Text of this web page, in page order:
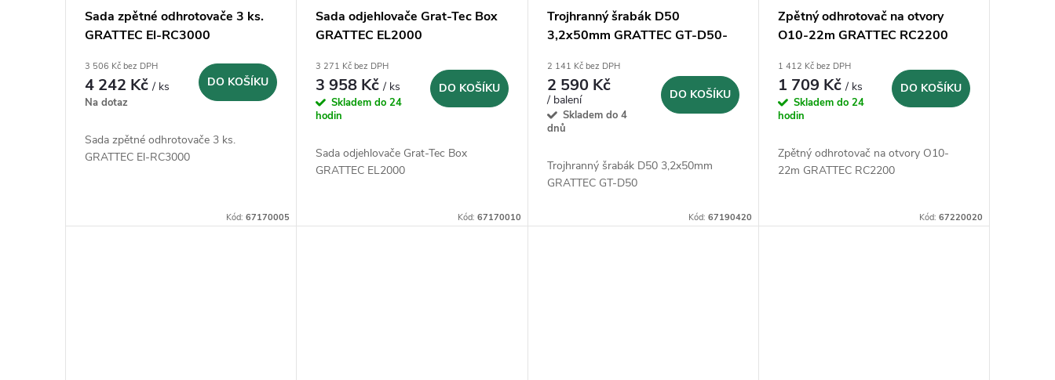
ů
Sada zpětné odhrotovače 3 ks.
GRATTEC El-RC3000
3 506 Kč bez DPH
4 242 Kč/ ks
Na dotaz
DO KOŠÍKU
Sada zpětné odhrotovače 3 ks.
GRATTEC El-RC3000
Kód:67170005
Sada odjehlovače Grat-Tec Box
GRATTEC EL2000
3 271 Kč bez DPH
3 958 Kč/ ks
Skladem do 24
hodin
DO KOŠÍKU
Sada odjehlovače Grat-Tec Box
GRATTEC EL2000
Kód: 67170010
Trojhranný šrabák D50
3,2x50mm GRATTEC GT-D50-
2 141 Kč bez DPH
2 590 Kč
/ balení
Skladem do 4
dnů
DO KOŠÍKU
Trojhranný šrabák D50 3,2x50mm
GRATTEC GT-D50
Kód: 67190420
Zpětný odhrotovač na otvory
O10-22m GRATTEC RC2200
1 412 Kč bez DPH
1 709 Kč/ ks
Skladem do 24
hodin
DO KOŠÍKU
Zpětný odhrotovač na otvory O10-
22m GRATTEC RC2200
Kód: 67220020